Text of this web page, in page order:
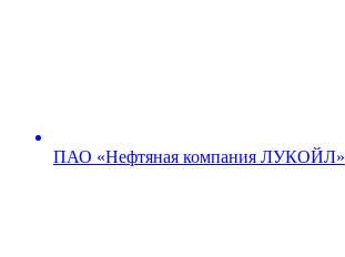
ПАО «Нефтяная компания ЛУКОЙЛ»